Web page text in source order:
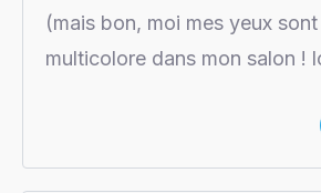
(mais bon, moi mes yeux
multicolore dans mon salon !